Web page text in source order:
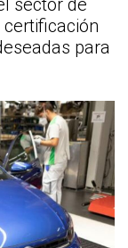
sector de
para